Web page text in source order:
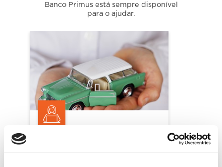
Banco Primus está sempre disponível
para o ajudar.